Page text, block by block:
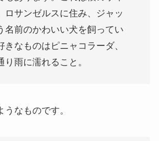
ロサンゼルスに住み、ジャッ
名前のかわいい犬を飼ってい
きなものはピニャコラーダ、
り雨に濡れること。
うなものです。